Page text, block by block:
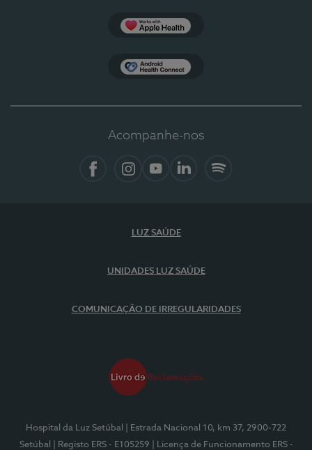
Acompanhe-nos
LUZ SAÚDE
UNIDADES LUZ SAÚDE
COMUNICAÇÃO DE IRREGULARIDADES
Hospital da Luz Setúbal
| Estrada Nacional 10, km 37, 2900-722
Setúbal
| Registo ERS - E105259
| Licença de Funcionamento ERS -